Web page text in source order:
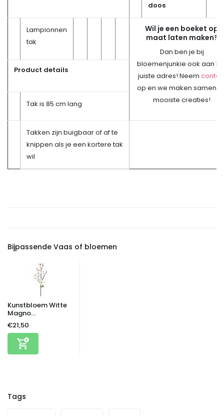
doos
Lampionnen
tak
Wil je een boeket op
maat laten maken?
Dan ben je bij
bloemenjunkie ook aan
juiste adres! Neem
op en we maken samen
mooiste creaties!
Product details
Tak is 85 cm lang
Takken zijn buigbaar of af te
knippen als je een kortere tak
wil
Bijpassende Vaas of bloemen
Kunstbloem Witte
Magno...
€21,50
Tags